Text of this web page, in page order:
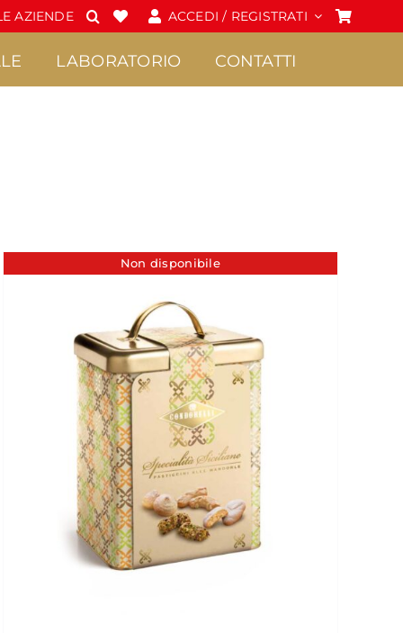
AZIENDE ACCEDI / REGISTRATI
• Confetture Extra di
Sicilia
Marmellate di Sicilia
• Praline
•
• Tavolette di
cioccolato
LABORATORIO CONTATTI
Non disponibile